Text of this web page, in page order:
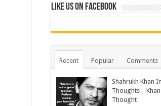
Like us on Facebook
Recent Popular Comments
Shahrukh Khan
Thoughts –
Thought